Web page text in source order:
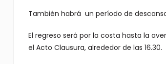
También habrá un período de
El regreso será por la costa hasta la
el Acto Clausura, alrededor de las 16.30.